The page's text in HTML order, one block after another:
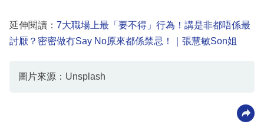
延伸閱讀： 7大職場上最「要不得」行為！講是非都唔係最
討厭？密密做冇Say No原來都係禁忌！｜張慧敏Son姐
圖片來源：Unsplash